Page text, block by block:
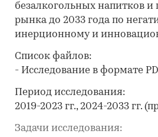
безалкогольных напитков и
рынка до 2033 года по
инерционному и
Список файлов:
- Исследование в формате
Период исследования:
2019-2023 гг., 2024-2033 гг.
Задачи исследования: